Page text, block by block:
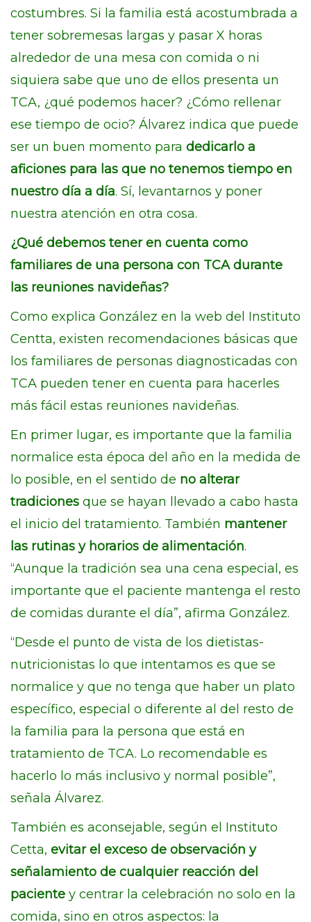
costumbres. Si la familia está acostumbrada a
tener sobremesas largas y pasar X horas
alrededor de una mesa con comida o ni
siquiera sabe que uno de ellos presenta un
TCA, ¿qué podemos hacer? ¿Cómo rellenar
ese tiempo de ocio? Álvarez indica que puede
ser un buen momento para dedicarlo a
aficiones para las que no tenemos tiempo en
nuestro día a día. Sí, levantarnos y poner
nuestra atención en otra cosa.
¿Qué debemos tener en cuenta como
familiares de una persona con TCA durante
las reuniones navideñas?
Como explica González en la web del Instituto
Centta, existen recomendaciones básicas que
los familiares de personas diagnosticadas con
TCA pueden tener en cuenta para hacerles
más fácil estas reuniones navideñas.
En primer lugar, es importante que la familia
normalice esta época del año en la medida de
lo posible, en el sentido de no alterar
tradiciones que se hayan llevado a cabo hasta
el inicio del tratamiento. También mantener
las rutinas y horarios de alimentación.
“Aunque la tradición sea una cena especial, es
importante que el paciente mantenga el resto
de comidas durante el día”, afirma González.
“Desde el punto de vista de los dietistas-
nutricionistas lo que intentamos es que se
normalice y que no tenga que haber un plato
específico, especial o diferente al del resto de
la familia para la persona que está en
tratamiento de TCA. Lo recomendable es
hacerlo lo más inclusivo y normal posible”,
señala Álvarez.
También es aconsejable, según el Instituto
Cetta, evitar el exceso de observación y
señalamiento de cualquier reacción del
paciente y centrar la celebración no solo en la
comida, sino en otros aspectos: la